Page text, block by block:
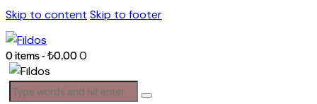
Skip to content Skip to footer
0 items-₺0.000